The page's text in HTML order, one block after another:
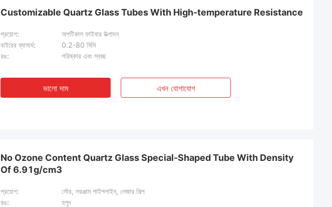
Customizable Quartz Glass Tubes With High-temperature Resistance
প্রয়োগ:
অপটিকাল ফাইবার উত্পাদন
বাইরের ব্যাসার্ধ:
0.2-80 মিমি
রঙ:
পরিষ্কার এবং স্বচ্ছ
ভালো দাম এখন যোগাযোগ
No Ozone Content Quartz Glass Special-Shaped Tube With Density
Of 6.91g/cm3
প্রয়োগ:
সৌর, সরঞ্জাম পাইপলাইন, লেজার শিল্প
রঙ:
হলুদ